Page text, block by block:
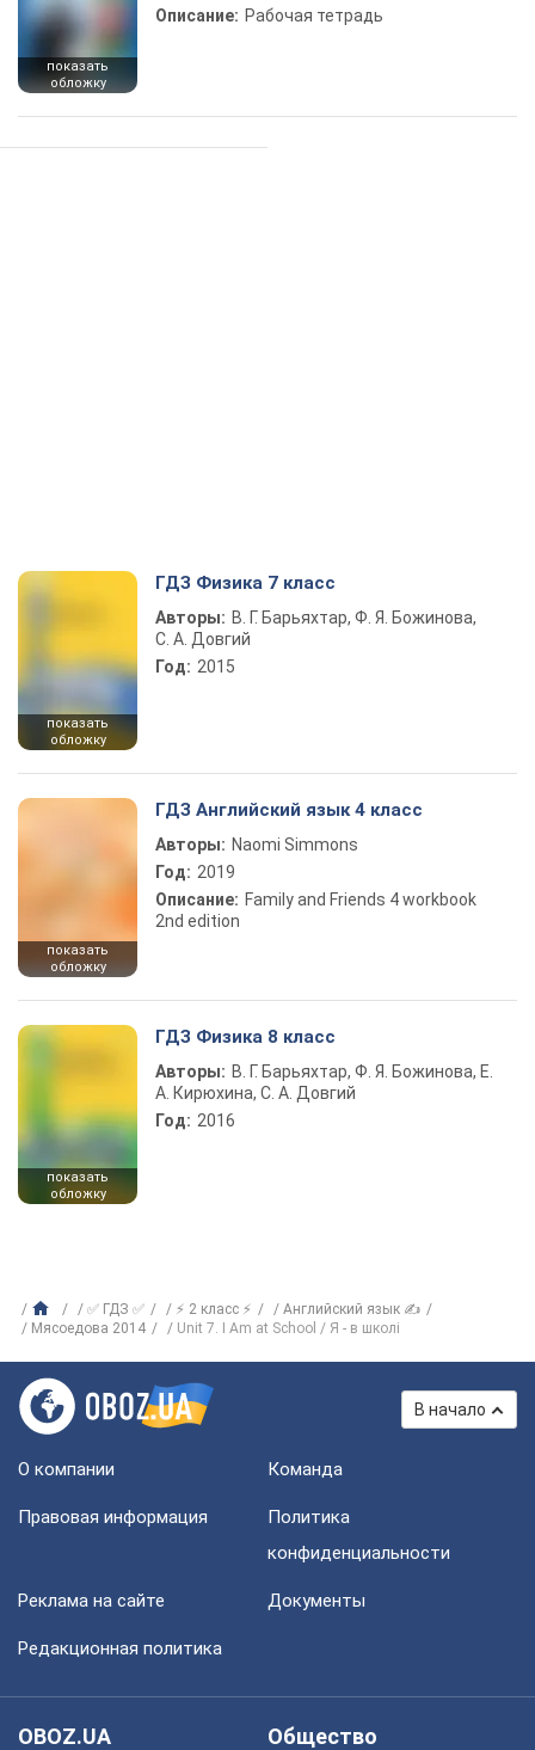
показать
обложку
Описание: Рабочая тетрадь
показать
обложку
ГДЗ Физика 7 класс
Авторы: В. Г. Барьяхтар, Ф. Я. Божинова,
С. А. Довгий
Год: 2015
показать
обложку
ГДЗ Английский язык 4 класс
Авторы: Naomi Simmons
Год: 2019
Описание: Family and Friends 4 workbook
2nd edition
показать
обложку
ГДЗ Физика 8 класс
Авторы: В. Г. Барьяхтар, Ф. Я. Божинова, Е.
А. Кирюхина, С. А. Довгий
Год: 2016
✅ ГДЗ ✅ ⚡ 2 класс ⚡
Английский язык ✍
Мясоедова 2014
Unit 7. I Am at School / Я - в школі
В начало
О компании Команда
Правовая информация
Политика
конфиденциальности
Реклама на сайте Документы
Редакционная политика
OBOZ.UA
Общество